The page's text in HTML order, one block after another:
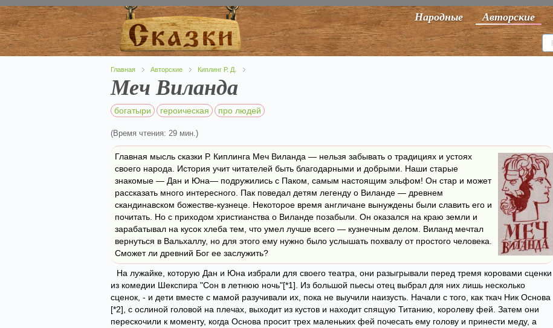
Народные Авторские
Главная Авторские Киплинг Р. Д.
Меч Виланда
богатыри героическая про людей
(Время чтения: 29 мин.)
Главная мысль сказки Р. Киплинга Меч Виланда — нельзя забывать о традициях и устоях
своего народа. История учит читателей быть благодарными и добрыми. Наши старые
знакомые — Дан и Юна— подружились с Паком, самым настоящим эльфом! Он стар и может
рассказать много интересного. Пак поведал детям легенду о Виланде — древнем
скандинавском божестве-кузнеце. Некоторое время англичане вынуждены были славить его и
почитать. Но с приходом христианства о Виланде позабыли. Он оказался на краю земли и
зарабатывал на кусок хлеба тем, что умел лучше всего — кузнечным делом. Виланд мечтал
вернуться в Вальхаллу, но для этого ему нужно было услышать похвалу от простого человека.
Сможет ли древний Бог ее заслужить?
На лужайке, которую Дан и Юна избрали для своего театра, они разыгрывали перед тремя коровами сценки
из комедии Шекспира "Сон в летнюю ночь"[*1]. Из большой пьесы отец выбрал для них лишь несколько
сценок, - и дети вместе с мамой разучивали их, пока не выучили наизусть. Начали с того, как ткач Ник Основа
[*2], с ослиной головой на плечах, выходит из кустов и находит спящую Титанию, королеву фей. Затем они
перескочили к моменту, когда Основа просит трех маленьких фей почесать ему голову и принести меду, а